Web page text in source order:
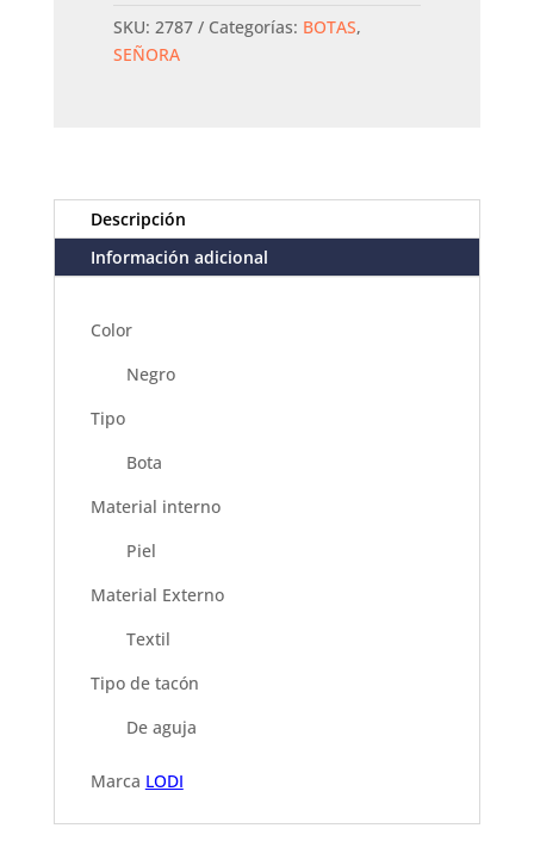
cantidad
SKU: 2787 Categorías: BOTAS,
SEÑORA
Descripción
Información adicional
Color
Negro
Tipo
Bota
Material interno
Piel
Material Externo
Textil
Tipo de tacón
De aguja
Marca LODI